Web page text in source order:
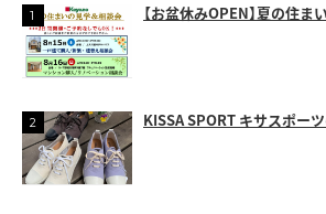
【お盆休みOPEN】夏の住ま
KISSA SPORT キサスポー